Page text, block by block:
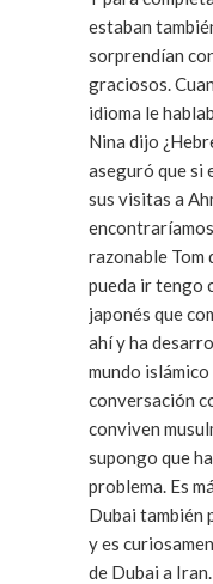
estaban
sorprendían
graciosos. Cuando yo le pregunté en qué
idioma le
Nina dijo ¿Hebreo? Y cuando
aseguró que si
sus visitas a
razonable Tom
japonés que
ahí y ha
mundo
conversación
conviven
supongo que
problema. Es más el negocio principal de
Dubai también
y es
de Dubai a